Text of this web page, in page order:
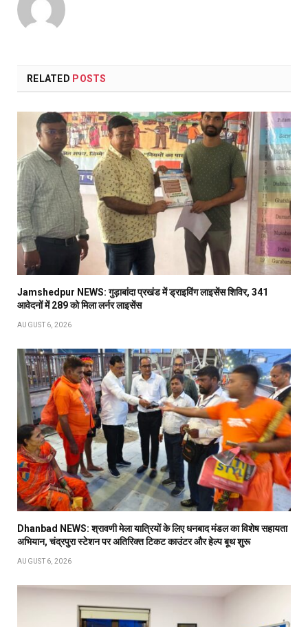
RELATED POSTS
Jamshedpur NEWS: गुड़ाबांदा प्रखंड में ड्राइविंग लाइसेंस शिविर, 341
आवेदनों में 289 को मिला लर्नर लाइसेंस
AUGUST 6, 2026
Dhanbad NEWS: श्रावणी मेला यात्रियों के लिए धनबाद मंडल का विशेष सहायता
अभियान, चंद्रपुरा स्टेशन पर अतिरिक्त टिकट काउंटर और हेल्प बूथ शुरू
AUGUST 6, 2026